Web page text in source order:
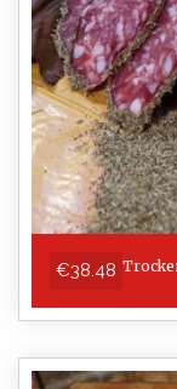
€38.48